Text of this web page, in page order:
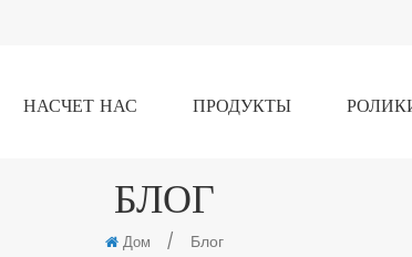
НАСЧЕТ НАС ПРОДУКТЫ
БЛОГ
Дом / Блог